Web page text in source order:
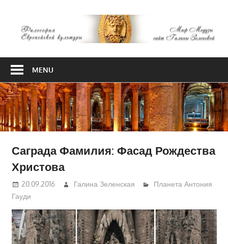
content
Европейской
MENU
Саграда Фамилия: Фасад Рождества
Христова
20.09.2016 Галина Зеленская
Планета Антония
Гауди